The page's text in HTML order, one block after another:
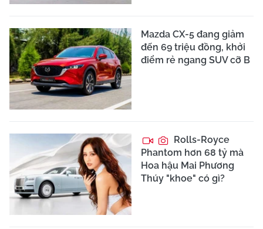
Mazda CX-5 đang giảm
đến 69 triệu đồng, khởi
điểm rẻ ngang SUV cỡ B
Rolls-Royce
Phantom hơn 68 tỷ mà
Hoa hậu Mai Phương
Thúy "khoe" có gì?